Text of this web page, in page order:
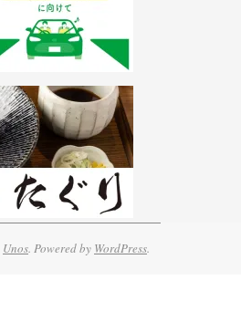
Unos. Powered by WordPress.